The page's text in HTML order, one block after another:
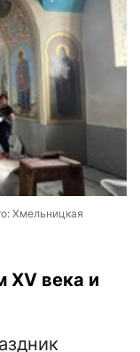
Хмельницкая
XV века и